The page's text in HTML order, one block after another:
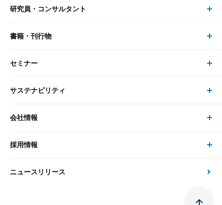
リサーチ
大和総研の強み
先端テクノロジーに基づく新たな価値の創出
レポート・コラム トップ
最新のレポート・コラム
政策分析
研究員・コンサルタント
研究員・コンサルタント トップ
研究員
書籍・刊行物
書籍・刊行物 トップ
書籍
セミナー
セミナー トップ
現在受付中のセミナー・イベント
サステナビリティ
サステナビリティの取り組み
次世代社会への貢献
会社情報
会社情報 トップ
会社概要・役員一覧
採用情報
採用情報 トップ
ニュースリリース